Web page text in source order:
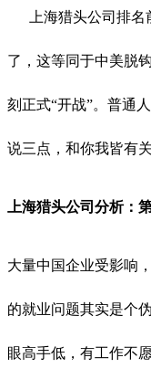
上海猎头公司排名
了，这等同于中美脱
刻正式“开战”。普通
说三点，和你我皆有关
上海猎头公司分析：
大量中国企业受影响
的就业问题其实是个
眼高手低，有工作不